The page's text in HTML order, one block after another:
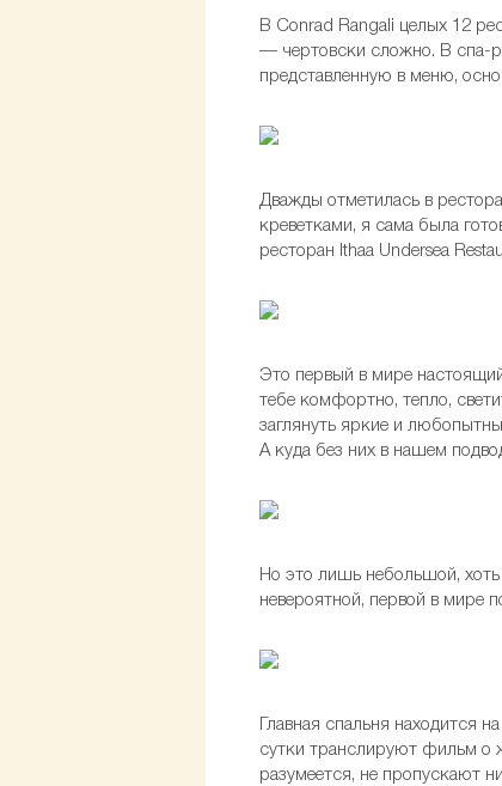
В Conrad Rangali целых 12
— чертовски сложно. В спа-
представленную в меню,
Дважды отметилась в
креветками, я сама была
ресторан Ithaa Undersea
Это первый в мире
тебе комфортно, тепло,
заглянуть яркие и
А куда без них в нашем
Но это лишь небольшой,
невероятной, первой в мире
Главная спальня находится
сутки транслируют фильм о
разумеется, не пропускают